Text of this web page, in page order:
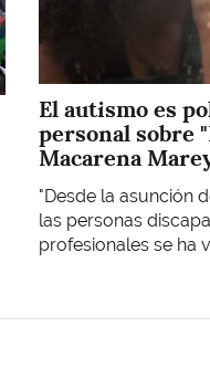
El autismo es
personal sobre
Macarena
"Desde la asunción
las personas
profesionales se ha